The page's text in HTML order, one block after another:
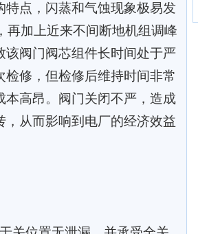
特点，闪蒸和气蚀现象极易发
再加上近来不间断地机组调峰
阀门阀芯组件长时间处于严
修，但检修后维持时间非常
本高昂。阀门关闭不严，造成
从而影响到电厂的经济效益